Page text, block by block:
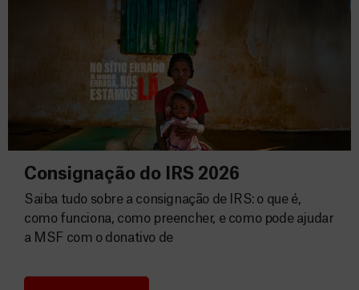
Consignação do IRS 2026
Saiba tudo sobre a consignação de IRS: o que é,
como funciona, como preencher, e como pode ajudar
a MSF com o donativo de